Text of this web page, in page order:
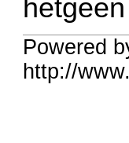
Powered
http://